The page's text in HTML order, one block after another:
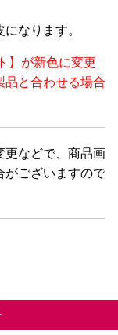
なります。
】が新色に変更
品と合わせる場合
などで、商品画
がございますので